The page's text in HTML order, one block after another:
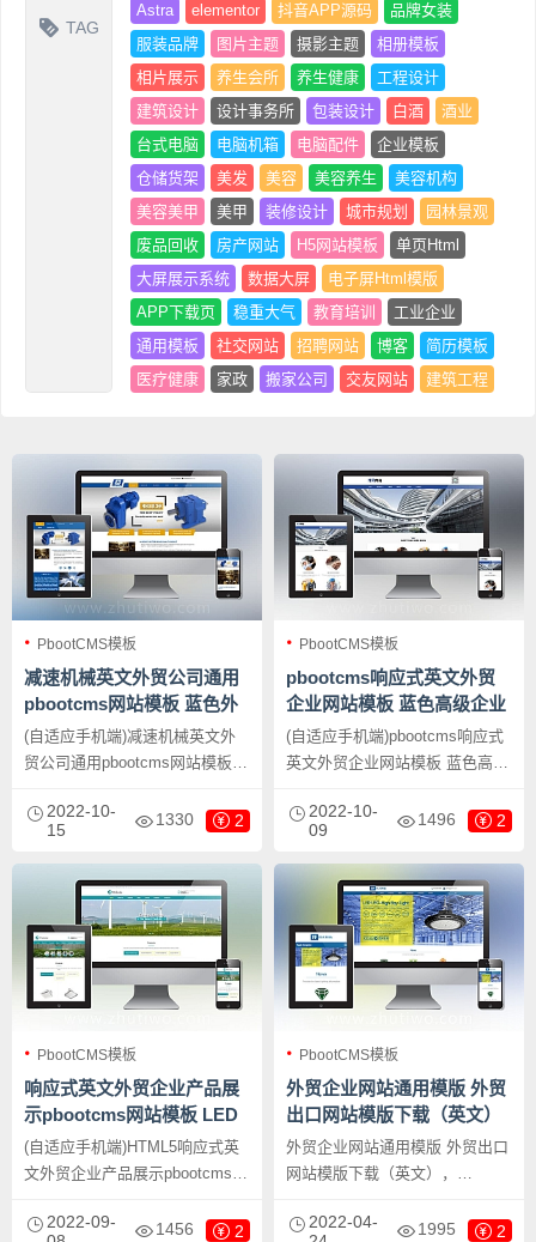
TAG
Astra
elementor 抖音APP源码
品牌女装
服装品牌
图片主题 摄影主题
相册模板
相片展示
养生会所 养生健康
工程设计
建筑设计
设计事务所 包装设计 白酒
酒业
台式电脑
电脑机箱 电脑配件
企业模板
仓储货架
美发 美容 美容养生
美容机构
美容美甲
美甲 装修设计 城市规划
园林景观
废品回收
房产网站 H5网站模板
单页Html
大屏展示系统
数据大屏
电子屏Html模版
APP下载页
稳重大气 教育培训
工业企业
通用模板
社交网站 招聘网站 博客
简历模板
医疗健康
家政 搬家公司 交友网站 建筑工程
PbootCMS模板
减速机械英文外贸公司通用
pbootcms网站模板 蓝色外
贸企业网站源码下载
(自适应手机端)减速机械英文外
贸公司通用pbootcms网站模板
PbootCMS内核开发的网站模
板，该模板适用于英文外贸网
站、机械设备网站等企业，当然
其他行业也可以做，只需要把文
字图片换成其他行业的即可；
2022-10-
15
1330 2
PbootCMS模板
pbootcms响应式英文外贸
企业网站模板 蓝色高级企业
通用外贸网站源码下载
(自适应手机端)pbootcms响应式
英文外贸企业网站模板 蓝色高级
PbootCMS内核开发的网站模
板，该模板适教育培训机构网
站、小学学校网站等企业，当然
其他行业也可以做，只需要把文
字图片换成其他行业的即可；
2022-10-
09
1496 2
PbootCMS模板
响应式英文外贸企业产品展
示pbootcms网站模板 LED
灯具外贸通用网站源码下载
(自适应手机端)HTML5响应式英
文外贸企业产品展示pbootcms网
码下载，PbootCMS内核开发的
2022-09-
1456 2
PbootCMS模板
外贸企业网站通用模版 外贸
出口网站模版下载（英文）
外贸企业网站通用模版 外贸出口
网站模版下载（英文），
板，该模板适用于外贸灯具、
2022-04-
1995 2